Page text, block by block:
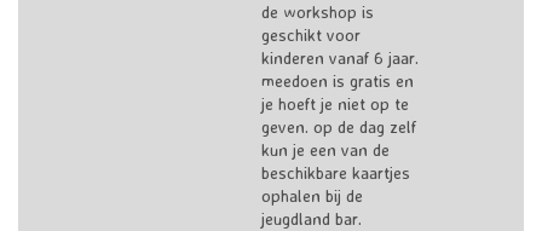
de workshop is
geschikt voor
kinderen vanaf 6 jaar.
meedoen is gratis en
je hoeft je niet op te
geven. op de dag zelf
kun je een van de
beschikbare kaartjes
ophalen bij de
jeugdland bar.